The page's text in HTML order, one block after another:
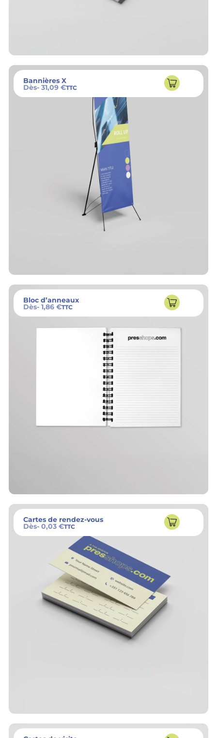
Bannières X
Dès- 31,09 €TTC
Bloc d’anneaux
Dès- 1,86 €TTC
Cartes de rendez-vous
Dès- 0,03 €TTC